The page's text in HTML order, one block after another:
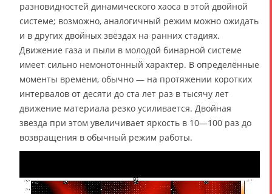
разновидностей динамического хаоса в этой двойной
системе; возможно, аналогичный режим можно ожидать
и в других двойных звёздах на ранних стадиях.
Движение газа и пыли в молодой бинарной системе
имеет сильно немонотонный характер. В определённые
моменты времени, обычно — на протяжении коротких
интервалов от десяти до ста лет раз в тысячу лет
движение материала резко усиливается. Двойная
звезда при этом увеличивает яркость в 10—100 раз до
возвращения в обычный режим работы.
д